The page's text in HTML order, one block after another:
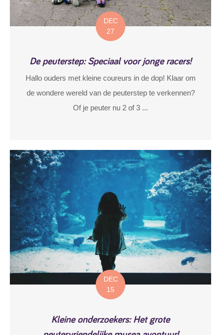
DEC
27
De peuterstep: Speciaal voor jonge racers!
Hallo ouders met kleine coureurs in de dop! Klaar om
de wondere wereld van de peuterstep te verkennen?
Of je peuter nu 2 of 3 ...
DEC
15
Kleine onderzoekers: Het grote